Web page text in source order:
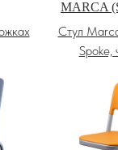
MARCA
Стул
Spoke,